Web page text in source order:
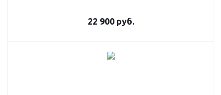
22 900 руб.